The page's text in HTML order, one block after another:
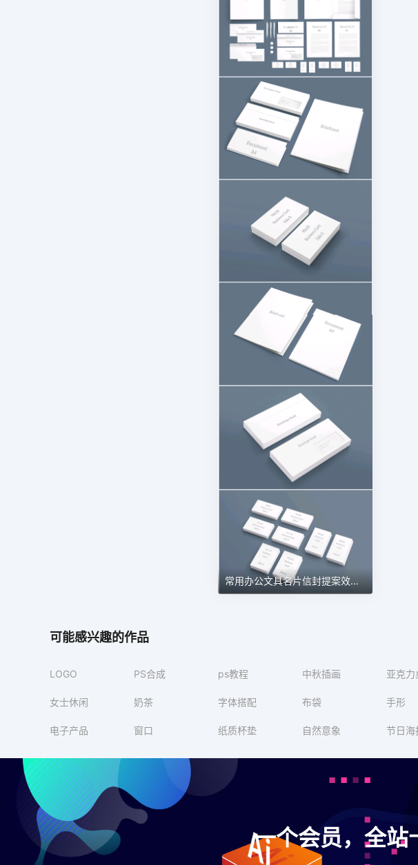
常用办公文具名片信封提案效果图展示VI智能贴图样机 第132期
可能感兴趣的作品
LOGO PS合成 ps教程 中秋插画 亚克力
女士休闲 奶茶 字体搭配 布袋 手形
电子产品 窗口 纸质杯垫 自然意象 节日海
一个会员，全站